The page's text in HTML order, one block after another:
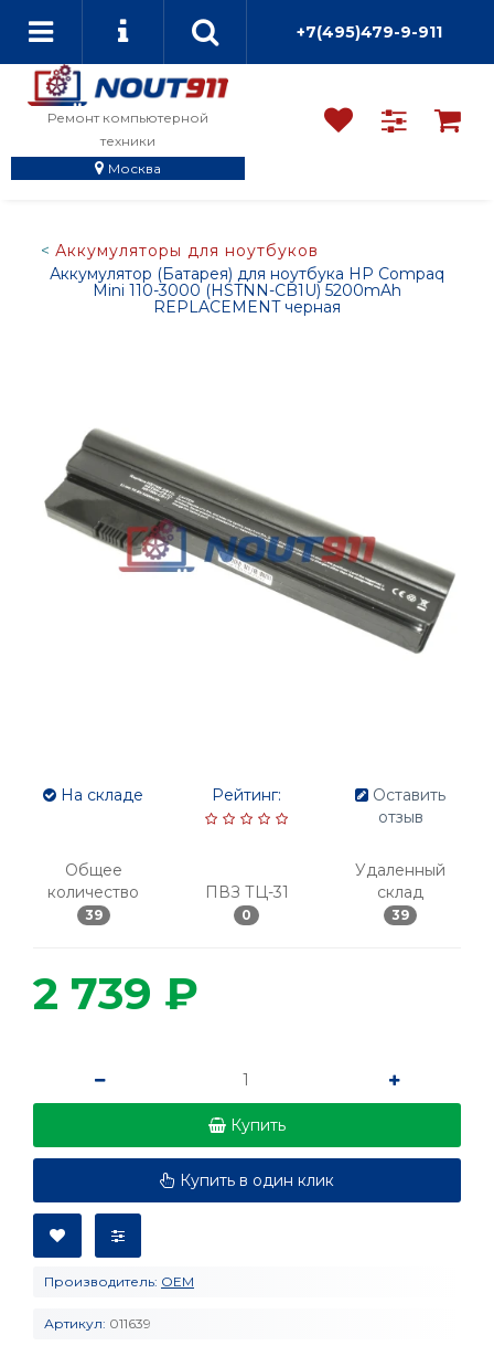
+7(495)479-9-911
Ремонт компьютерной
техники
Москва
Аккумуляторы для ноутбуков
Аккумулятор (Батарея) для ноутбука HP Compaq
Mini 110-3000 (HSTNN-CB1U) 5200mAh
REPLACEMENT черная
На складе
Общее
количество
39
Рейтинг:
ПВЗ ТЦ-31
0
Оставить
отзыв
Удаленный
склад
39
2 739 ₽
Купить
Купить в один клик
Производитель: OEM
Артикул: 011639